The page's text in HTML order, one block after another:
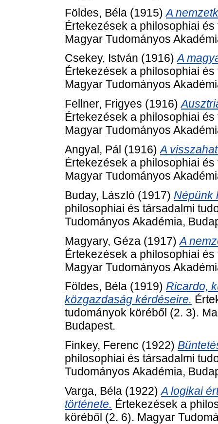
Földes, Béla (1915)A
Értekezések a philosophiai
Magyar Tudományos
Csekey, István (1916)A
Értekezések a philosophiai
Magyar Tudományos
Fellner, Frigyes (1916)
Értekezések a philosophiai
Magyar Tudományos
Angyal, Pál (1916)A
Értekezések a philosophiai
Magyar Tudományos
Buday, László (1917) Népünk
philosophiai és társadalmi
Tudományos Akadémia,
Magyary, Géza (1917)A
Értekezések a philosophiai
Magyar Tudományos
Földes, Béla (1919) Ricardo,
közgazdaság kérdéseire.
tudományok köréből (2. 3).
Budapest.
Finkey, Ferenc (1922)
philosophiai és társadalmi
Tudományos Akadémia,
Varga, Béla (1922)A logikai
története. Értekezések a
köréből (2. 6). Magyar